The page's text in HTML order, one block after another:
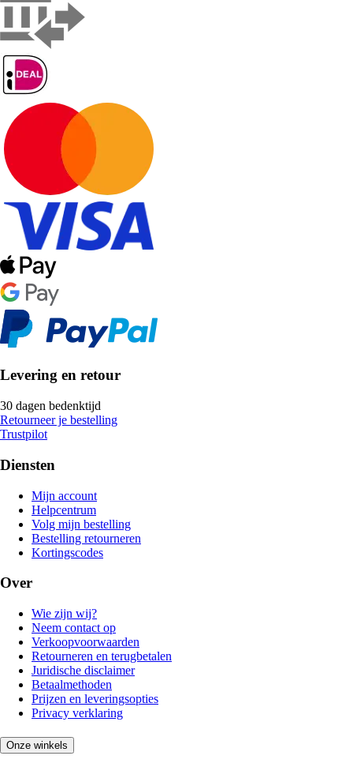
Levering en retour
30 dagen bedenktijd
Retourneer je bestelling
Trustpilot
Diensten
Mijn account
Helpcentrum
Volg mijn bestelling
Bestelling retourneren
Kortingscodes
Over
Wie zijn wij?
Neem contact op
Verkoopvoorwaarden
Retourneren en terugbetalen
Juridische disclaimer
Betaalmethoden
Prijzen en leveringsopties
Privacy verklaring
Onze winkels